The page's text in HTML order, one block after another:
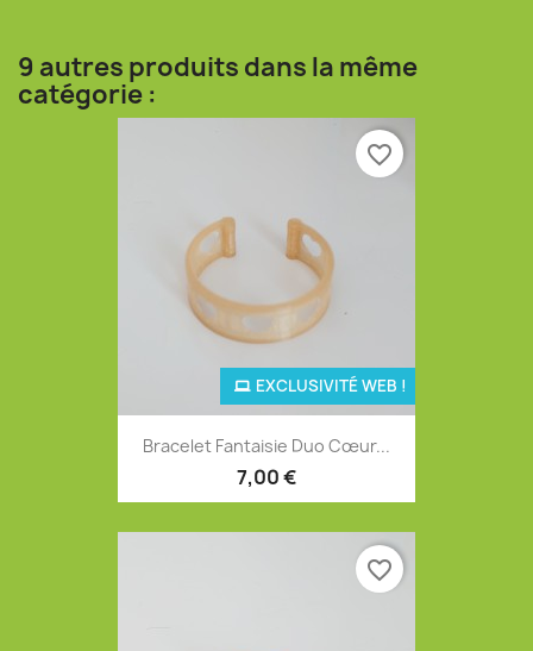
9 autres produits dans la même
catégorie :
Bracelet Fantaisie Duo Cœur...
7,00 €
EXCLUSIVITÉ WEB !
favorite_border
favorite_border